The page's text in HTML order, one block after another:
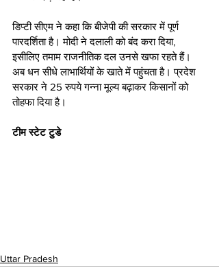
डिप्टी सीएम ने कहा कि बीजेपी की सरकार में पूर्ण
पारदर्शिता है। मोदी ने दलाली को बंद करा दिया,
इसीलिए तमाम राजनीतिक दल उनसे खफा रहते हैं।
अब धन सीधे लाभार्थियों के खाते में पहुंचता है। प्रदेश
सरकार ने 25 रुपये गन्ना मूल्य बढ़ाकर किसानों को
तोहफा दिया है।
टीम स्टेट टुडे
Uttar Pradesh